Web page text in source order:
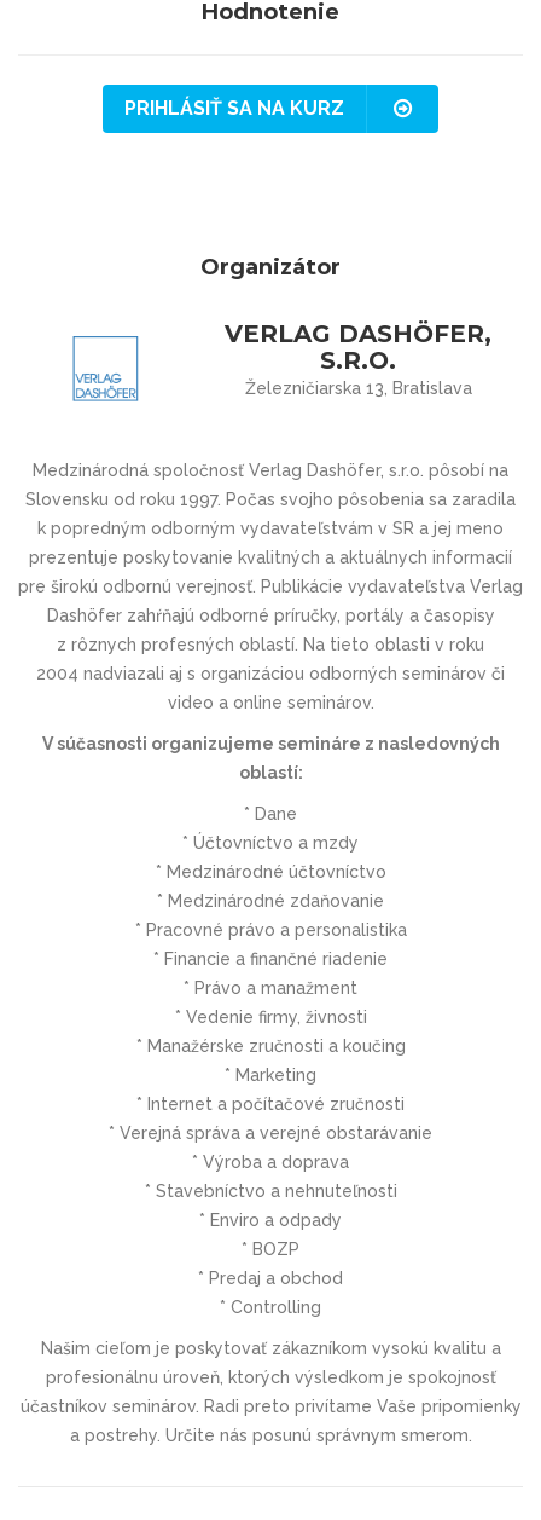
Hodnotenie
PRIHLÁSIŤ SA NA KURZ
Organizátor
VERLAG DASHÖFER,
S.R.O.
Železničiarska 13, Bratislava
Medzinárodná spoločnosť Verlag Dashöfer, s.r.o. pôsobí na
Slovensku od roku 1997. Počas svojho pôsobenia sa zaradila
k popredným odborným vydavateľstvám v SR a jej meno
prezentuje poskytovanie kvalitných a aktuálnych informacií
pre širokú odbornú verejnosť. Publikácie vydavateľstva Verlag
Dashöfer zahŕňajú odborné príručky, portály a časopisy
z rôznych profesných oblastí. Na tieto oblasti v roku
2004 nadviazali aj s organizáciou odborných seminárov či
video a online seminárov.
V súčasnosti organizujeme semináre z nasledovných
oblastí:
* Dane
* Účtovníctvo a mzdy
* Medzinárodné účtovníctvo
* Medzinárodné zdaňovanie
* Pracovné právo a personalistika
* Financie a finančné riadenie
* Právo a manažment
* Vedenie firmy, živnosti
* Manažérske zručnosti a koučing
* Marketing
* Internet a počítačové zručnosti
* Verejná správa a verejné obstarávanie
* Výroba a doprava
* Stavebníctvo a nehnuteľnosti
* Enviro a odpady
* BOZP
* Predaj a obchod
* Controlling
Našim cieľom je poskytovať zákazníkom vysokú kvalitu a
profesionálnu úroveň, ktorých výsledkom je spokojnosť
účastníkov seminárov. Radi preto privítame Vaše pripomienky
a postrehy. Určite nás posunú správnym smerom.